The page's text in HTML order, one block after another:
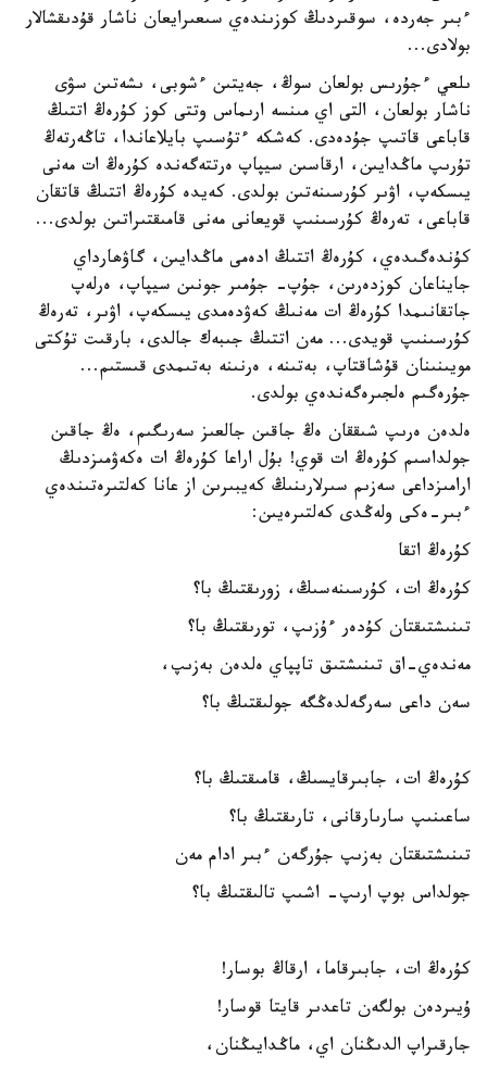
ءبىر جەردە، سوقىردىڭ كوزىندەي سىعىرايعان ناشار قۇدىقشالار
بولادى...
ىلعي ءجۇرىس بولعان سوڭ، جەيتىن ءشوبى، ىشەتىن سۋى
ناشار بولعان، التى اي مىنسە ارىماس وتتى كوز كۇرەڭ اتتىڭ
قاباعى قاتىپ جۇدەدى. كەشكە ءتۇسىپ بايلاعاندا، تاڭەرتەڭ
تۇرىپ ماڭدايىن، ارقاسىن سيپاپ ەرتتەگەندە كۇرەڭ ات مەنى
يىسكەپ، اۋىر كۇرسىنەتىن بولدى. كەيدە كۇرەڭ اتتىڭ قاتقان
قاباعى، تەرەڭ كۇرسىنىپ قويعانى مەنى قامىقتىراتىن بولدى...
كۇندەگىدەي، كۇرەڭ اتتىڭ ادەمى ماڭدايىن، گاۋھارداي
جايناعان كوزدەرىن، جۇپ- جۇمىر جونىن سيپاپ، ەرلەپ
جاتقانىمدا كۇرەڭ ات مەنىڭ كەۋدەمدى يىسكەپ، اۋىر، تەرەڭ
كۇرسىنىپ قويدى... مەن اتتىڭ جىبەك جالدى، بارقىت تۇكتى
مويىنىنان قۇشاقتاپ، بەتىنە، ەرنىنە بەتىمدى قىستىم...
جۇرەگىم ەلجىرەگەندەي بولدى.
ەلدەن ەرىپ شىققان ەڭ جاقىن جالعىز سەرىگىم، ەڭ جاقىن
جولداسىم كۇرەڭ ات قوي! بۇل اراعا كۇرەڭ ات ەكەۋمىزدىڭ
ارامىزداعى سەزىم سىرلارىنىڭ كەيبىرىن از عانا كەلتىرەتىندەي
ءبىر-ەكى ولەڭدى كەلتىرەيىن:
كۇرەڭ اتقا
كۇرەڭ ات، كۇرسىنەسىڭ، زورىقتىڭ با؟
تىنىشتىقتان كۇدەر ءۇزىپ، تورىقتىڭ با؟
مەندەي-اق تىنىشتىق تاپپاي ەلدەن بەزىپ،
سەن داعى سەرگەلدەڭگە جولىقتىڭ با؟
كۇرەڭ ات، جابىرقايسىڭ، قامىقتىڭ با؟
ساعىنىپ سارىارقانى، تارىقتىڭ با؟
تىنىشتىقتان بەزىپ جۇرگەن ءبىر ادام مەن
جولداس بوپ ارىپ- اشىپ تالىقتىڭ با؟
كۇرەڭ ات، جابىرقاما، ارقاڭ بوسار!
ۇيىردەن بولگەن تاعدىر قايتا قوسار!
جارقىراپ الدىڭنان اي، ماڭدايىڭنان،